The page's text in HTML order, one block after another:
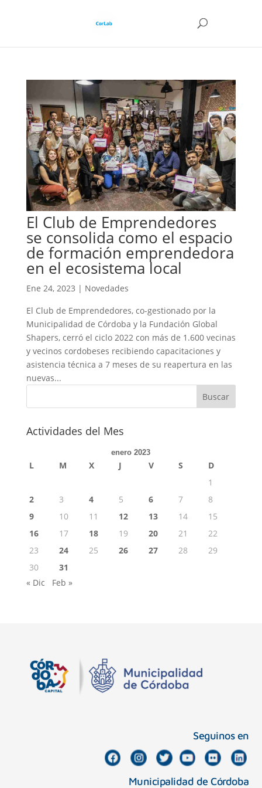
El Club de Emprendedores
se consolida como el espacio
de formación emprendedora
en el ecosistema local
Ene 24, 2023 | Novedades
El Club de Emprendedores, co-gestionado por la
Municipalidad de Córdoba y la Fundación Global
Shapers, cerró el ciclo 2022 con más de 1.600 vecinas
y vecinos cordobeses recibiendo capacitaciones y
asistencia técnica a 7 meses de su reapertura en las
nuevas...
Actividades del Mes
enero 2023
L M X J V S
D
1
2
3 4 5 6 7
8
9
10 11 12 13 14
15
16
17 18 19 20 21
22
23
24 25 26 27 28
29
30
31
« Dic
Feb »
Seguinos en
Municipalidad de Córdoba